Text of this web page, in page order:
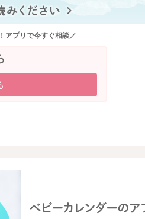
アプリで今すぐ相談／